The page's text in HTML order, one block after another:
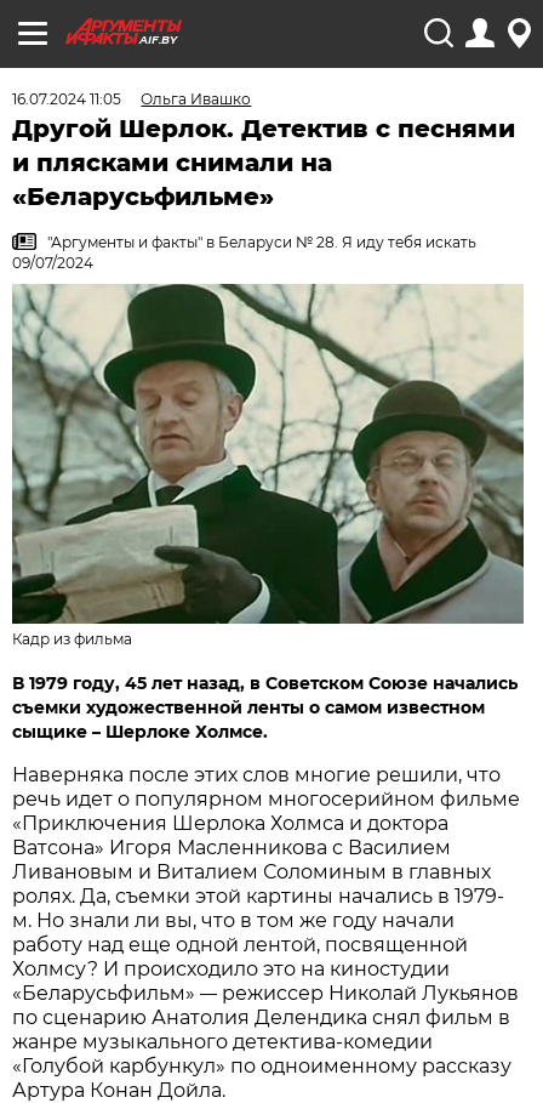
AIF.BY
16.07.2024 11:05 Ольга Ивашко
Другой Шерлок. Детектив с песнями
и плясками снимали на
«Беларусьфильме»
"Аргументы и факты" в Беларуси № 28. Я иду тебя искать
09/07/2024
Кадр из фильма
В 1979 году, 45 лет назад, в Советском Союзе начались
съемки художественной ленты о самом известном
сыщике – Шерлоке Холмсе.
Наверняка после этих слов многие решили, что
речь идет о популярном многосерийном фильме
«Приключения Шерлока Холмса и доктора
Ватсона» Игоря Масленникова с Василием
Ливановым и Виталием Соломиным в главных
ролях. Да, съемки этой картины начались в 1979-
м. Но знали ли вы, что в том же году начали
работу над еще одной лентой, посвященной
Холмсу? И происходило это на киностудии
«Беларусьфильм»— режиссер Николай Лукьянов
по сценарию Анатолия Делендика снял фильм в
жанре музыкального детектива-комедии
«Голубой карбункул» по одноименному рассказу
Артура Конан Дойла.